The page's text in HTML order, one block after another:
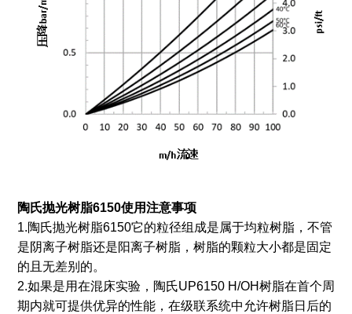
陶氏抛光树脂6150使用注意事项
1.陶氏抛光树脂6150它的粒径组成是属于均粒树脂，不管
是阴离子树脂还是阳离子树脂，树脂的颗粒大小都是固定
的且无差别的。
2.如果是用在混床实验，陶氏UP6150 H/OH树脂在首个周
期内就可提供优异的性能，在级联系统中允许树脂日后的